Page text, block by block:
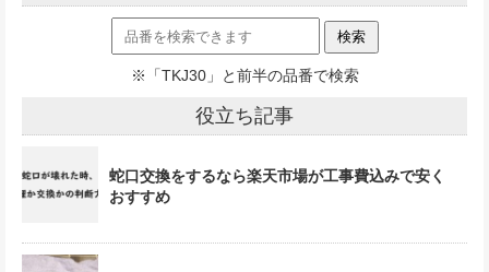
※「TKJ30」と前半の品番で検索
役立ち記事
蛇口交換をするなら楽天市場が工事費込みで安く
おすすめ